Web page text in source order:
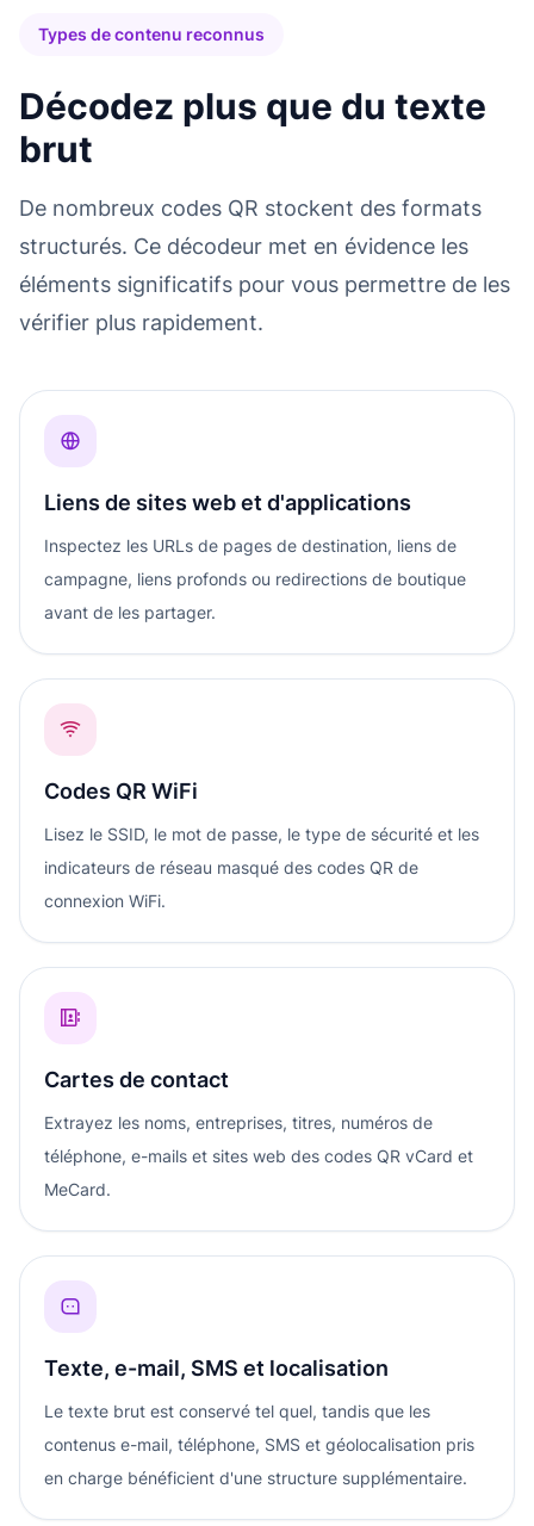
Types de contenu reconnus
Décodez plus que du texte
brut
De nombreux codes QR stockent des formats
structurés. Ce décodeur met en évidence les
éléments significatifs pour vous permettre de les
vérifier plus rapidement.
Liens de sites web et d'applications
Inspectez les URLs de pages de destination, liens de
campagne, liens profonds ou redirections de boutique
avant de les partager.
Codes QR WiFi
Lisez le SSID, le mot de passe, le type de sécurité et les
indicateurs de réseau masqué des codes QR de
connexion WiFi.
Cartes de contact
Extrayez les noms, entreprises, titres, numéros de
téléphone, e-mails et sites web des codes QR vCard et
MeCard.
Texte, e-mail, SMS et localisation
Le texte brut est conservé tel quel, tandis que les
contenus e-mail, téléphone, SMS et géolocalisation pris
en charge bénéficient d'une structure supplémentaire.